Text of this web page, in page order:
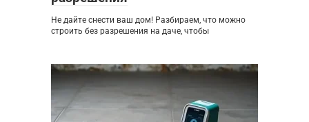
Не дайте снести ваш дом! Разбираем, что можно
строить без разрешения на даче, чтобы